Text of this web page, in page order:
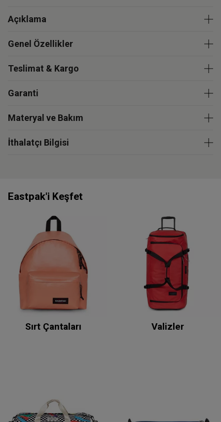
Açıklama
Genel Özellikler
Teslimat & Kargo
Garanti
Materyal ve Bakım
İthalatçı Bilgisi
Eastpak'i Keşfet
Sırt Çantaları Valizler